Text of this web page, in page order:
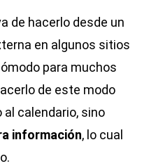
de hacerlo desde un
en algunos sitios
para muchos
de este modo
calendario, sino
información, lo cual